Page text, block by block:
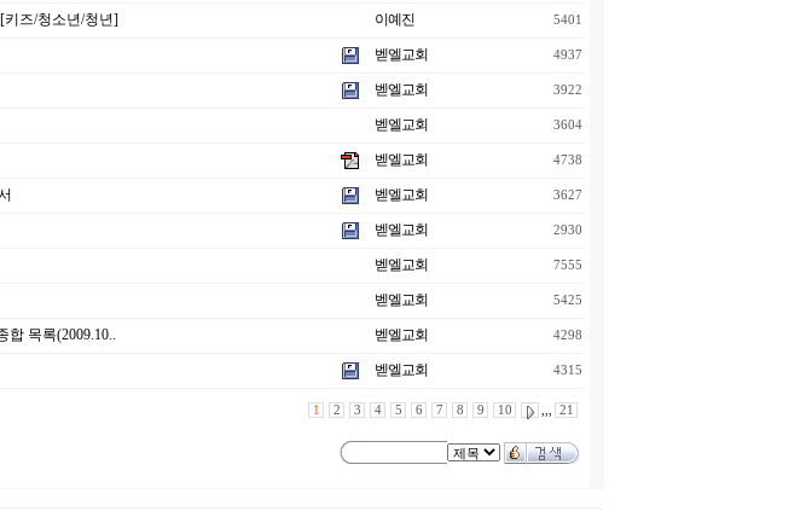
즈/청소년/청년] 이예진 5401
벧엘교회 4937
벧엘교회 3922
벧엘교회 3604
벧엘교회 4738
벧엘교회 3627
벧엘교회 2930
벧엘교회 7555
벧엘교회 5425
합 목록(2009.10.. 벧엘교회 4298
벧엘교회 4315
1 2 3 4 5 6 7 8 9 10 ,,, 21